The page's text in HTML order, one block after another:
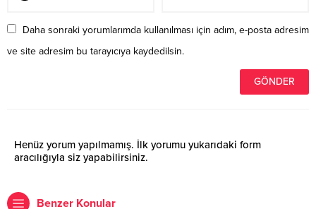
Daha sonraki yorumlarımda kullanılması için adım, e-posta adresim
ve site adresim bu tarayıcıya kaydedilsin.
Henüz yorum yapılmamış. İlk yorumu yukarıdaki form
aracılığıyla siz yapabilirsiniz.
Benzer Konular